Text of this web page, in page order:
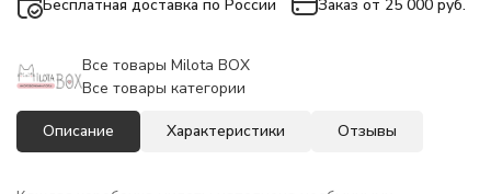
Бесплатная доставка по России Заказ от 25 000 руб.
Все товары Milota BOX
Все товары категории
Описание Характеристики Отзывы